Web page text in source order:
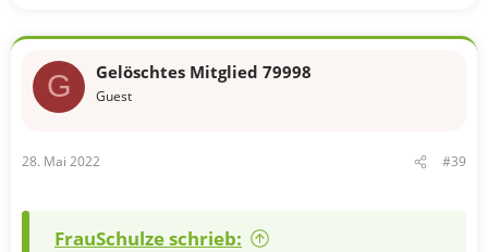
k
o
:
G Gelöschtes Mitglied 79998
Guest
28. Mai 2022 #39
FrauSchulze schrieb: